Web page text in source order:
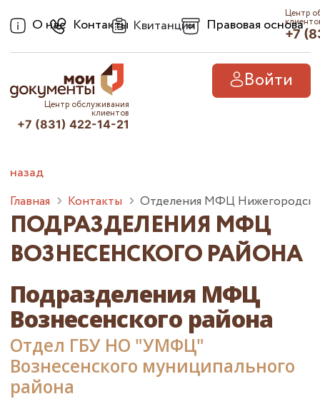
О нас Контакты Квитанции Правовая основа
Центр
+7
Войти
Центр обслуживания
клиентов
+7 (831) 422-14-21
назад
Главная Контакты Отделения МФЦ
ПОДРАЗДЕЛЕНИЯ МФЦ
ВОЗНЕСЕНСКОГО РАЙОНА
Подразделения МФЦ
Вознесенского района
Отдел ГБУ НО "УМФЦ"
Вознесенского муниципального
района